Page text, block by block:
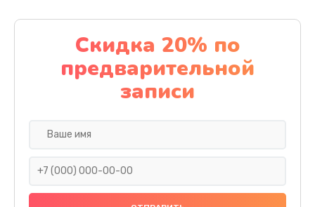
Заказать
Установка драйверов
1000 руб.
Заказать
Замена жесткого диска
Скидка 20% по
предварительной
записи